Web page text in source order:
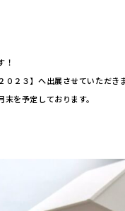
！
０２３】へ出展させていただき
を予定しております。